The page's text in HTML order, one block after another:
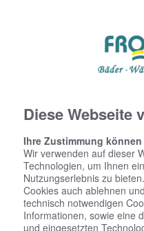
Diese Webseite
Ihre Zustimmung
Wir verwenden auf dieser
Technologien, um Ihnen
Nutzungserlebnis zu
Cookies auch ablehnen
technisch notwendigen
Informationen, sowie eine
und eingesetzten